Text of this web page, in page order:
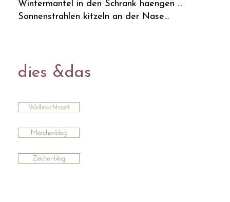
Wintermantel in den Schrank haengen ...
Sonnenstrahlen kitzeln an der Nase...
dies &das